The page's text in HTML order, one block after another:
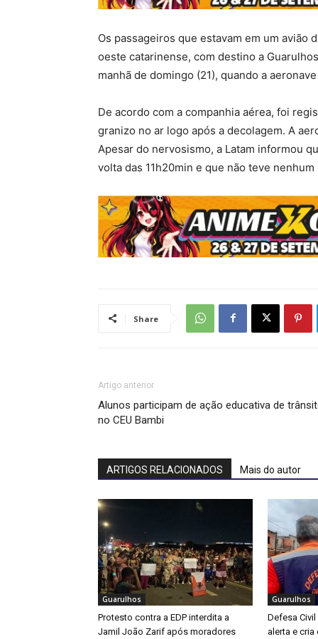
Os passageiros que estavam em um avião
oeste catarinense, com destino a
manhã de domingo (21), quando a
De acordo com a companhia aérea, foi
granizo no ar logo após a decolagem. A
Apesar do nervosismo, a Latam informou
volta das 11h20min e que não teve
Share
Artigo anterior
Alunos participam de ação educativa de
no CEU Bambi
ARTIGOS RELACIONADOS Mais do autor
Guarulhos
Protesto contra a EDP interdita a
Jamil João Zarif após moradores
Guarulhos
Defesa
alerta e